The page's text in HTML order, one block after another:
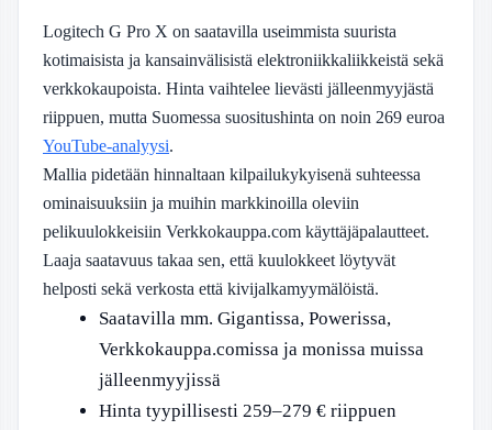
Logitech G Pro X on saatavilla useimmista suurista
kotimaisista ja kansainvälisistä elektroniikkaliikkeistä sekä
verkkokaupoista. Hinta vaihtelee lievästi jälleenmyyjästä
riippuen, mutta Suomessa suositushinta on noin 269 euroa
YouTube-analyysi.
Mallia pidetään hinnaltaan kilpailukykyisenä suhteessa
ominaisuuksiin ja muihin markkinoilla oleviin
pelikuulokkeisiin Verkkokauppa.com käyttäjäpalautteet.
Laaja saatavuus takaa sen, että kuulokkeet löytyvät
helposti sekä verkosta että kivijalkamyymälöistä.
Saatavilla mm. Gigantissa, Powerissa,
Verkkokauppa.comissa ja monissa muissa
jälleenmyyjissä
Hinta tyypillisesti 259–279 € riippuen